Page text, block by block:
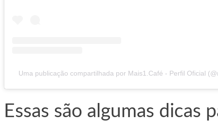
Uma publicação compartilhada por Mais1.Café - Perfil Oficial
Essas são algumas dicas